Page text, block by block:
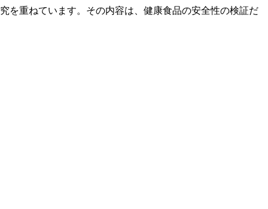
を重ねています。その内容は、健康食品の安全性の検証だ